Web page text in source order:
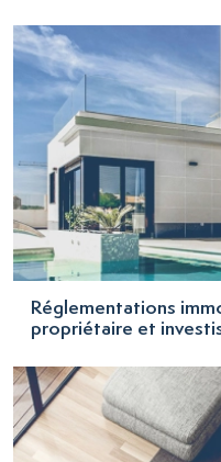
Réglementations
propriétaire et